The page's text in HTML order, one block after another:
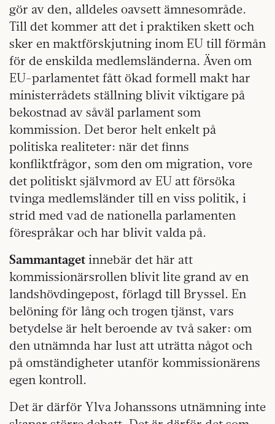
gör av den, alldeles oavsett ämnesområde.
Till det kommer att det i praktiken skett och
sker en maktförskjutning inom EU till förmån
för de enskilda medlemsländerna. Även om
EU-parlamentet fått ökad formell makt har
ministerrådets ställning blivit viktigare på
bekostnad av såväl parlament som
kommission. Det beror helt enkelt på
politiska realiteter: när det finns
konfliktfrågor, som den om migration, vore
det politiskt självmord av EU att försöka
tvinga medlemsländer till en viss politik, i
strid med vad de nationella parlamenten
förespråkar och har blivit valda på.
Sammantaget innebär det här att
kommissionärsrollen blivit lite grand av en
landshövdingepost, förlagd till Bryssel. En
belöning för lång och trogen tjänst, vars
betydelse är helt beroende av två saker: om
den utnämnda har lust att uträtta något och
på omständigheter utanför kommissionärens
egen kontroll.
Det är därför Ylva Johanssons utnämning inte